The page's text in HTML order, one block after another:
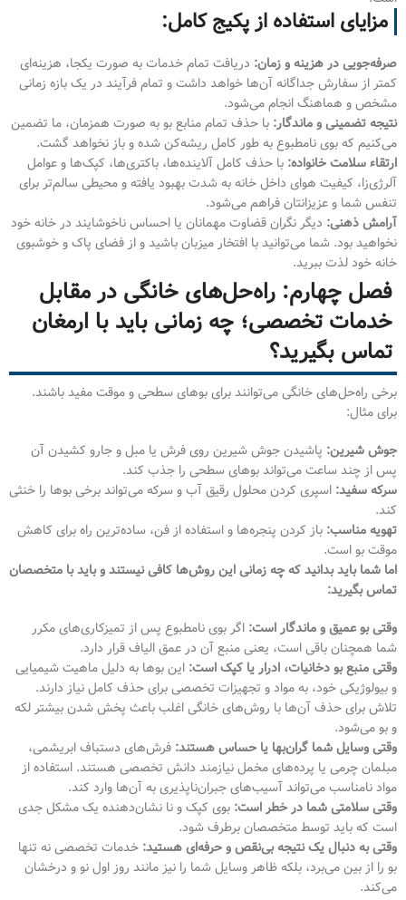
مزایای استفاده از پکیج کامل:
صرفه‌جویی در هزینه و زمان: دریافت تمام خدمات به صورت یکجا، هزینه‌ای
کمتر از سفارش جداگانه آن‌ها خواهد داشت و تمام فرآیند در یک بازه زمانی
مشخص و هماهنگ انجام می‌شود.
نتیجه تضمینی و ماندگار: با حذف تمام منابع بو به صورت همزمان، ما تضمین
می‌کنیم که بوی نامطبوع به طور کامل ریشه‌کن شده و باز نخواهد گشت.
ارتقاء سلامت خانواده: با حذف کامل آلاینده‌ها، باکتری‌ها، کپک‌ها و عوامل
آلرژی‌زا، کیفیت هوای داخل خانه به شدت بهبود یافته و محیطی سالم‌تر برای
تنفس شما و عزیزانتان فراهم می‌شود.
آرامش ذهنی: دیگر نگران قضاوت مهمانان یا احساس ناخوشایند در خانه خود
نخواهید بود. شما می‌توانید با افتخار میزبان باشید و از فضای پاک و خوشبوی
خانه خود لذت ببرید.
فصل چهارم: راه‌حل‌های خانگی در مقابل
خدمات تخصصی؛ چه زمانی باید با ارمغان
تماس بگیرید؟
برخی راه‌حل‌های خانگی می‌توانند برای بوهای سطحی و موقت مفید باشند.
برای مثال:
جوش شیرین: پاشیدن جوش شیرین روی فرش یا مبل و جارو کشیدن آن
پس از چند ساعت می‌تواند بوهای سطحی را جذب کند.
سرکه سفید: اسپری کردن محلول رقیق آب و سرکه می‌تواند برخی بوها را خنثی
کند.
تهویه مناسب: باز کردن پنجره‌ها و استفاده از فن، ساده‌ترین راه برای کاهش
موقت بو است.
اما شما باید بدانید که چه زمانی این روش‌ها کافی نیستند و باید با متخصصان
تماس بگیرید:
وقتی بو عمیق و ماندگار است: اگر بوی نامطبوع پس از تمیزکاری‌های مکرر
شما همچنان باقی است، یعنی منبع آن در عمق الیاف قرار دارد.
وقتی منبع بو دخانیات، ادرار یا کپک است: این بوها به دلیل ماهیت شیمیایی
و بیولوژیکی خود، به مواد و تجهیزات تخصصی برای حذف کامل نیاز دارند.
تلاش برای حذف آن‌ها با روش‌های خانگی اغلب باعث پخش شدن بیشتر لکه
و بو می‌شود.
وقتی وسایل شما گران‌بها یا حساس هستند: فرش‌های دستباف ابریشمی،
مبلمان چرمی یا پرده‌های مخمل نیازمند دانش تخصصی هستند. استفاده از
مواد نامناسب می‌تواند آسیب‌های جبران‌ناپذیری به آن‌ها وارد کند.
وقتی سلامتی شما در خطر است: بوی کپک و نا نشان‌دهنده یک مشکل جدی
است که باید توسط متخصصان برطرف شود.
وقتی به دنبال یک نتیجه بی‌نقص و حرفه‌ای هستید: خدمات تخصصی نه تنها
بو را از بین می‌برد، بلکه ظاهر وسایل شما را نیز مانند روز اول نو و درخشان
می‌کند.